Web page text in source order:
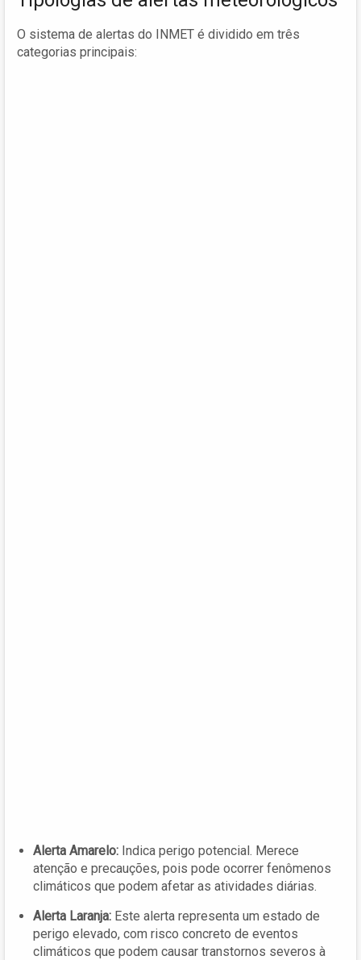
O sistema de alertas do INMET é dividido em três
categorias principais:
Alerta Amarelo: Indica perigo potencial. Merece
atenção e precauções, pois pode ocorrer fenômenos
climáticos que podem afetar as atividades diárias.
Alerta Laranja: Este alerta representa um estado de
perigo elevado, com risco concreto de eventos
climáticos que podem causar transtornos severos à